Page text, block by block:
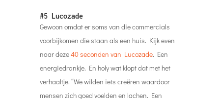
#5 Lucozade
Gewoon omdat er soms van die commercials
voorbijkomen die staan als een huis. Kijk even
naar deze40 seconden van Lucozade. Een
energiedrankje. En holy wat klopt dat met het
verhaaltje. “We wilden iets creëren waardoor
mensen zich goed voelden en lachen. Een